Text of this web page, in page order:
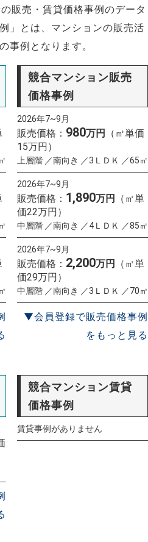
販売・賃貸価格事例のデータ
」とは、マンションの販売活
事例となります。
競合マンション販売
価格事例
2026年7~9月
販売価格： 980万円
（㎡単価
15万円）
上層階 ／南向き ／3ＬＤＫ ／65㎡
2026年7~9月
販売価格： 1,890万円
（㎡単
価22万円）
中層階 ／南向き ／4ＬＤＫ ／85㎡
2026年7~9月
販売価格： 2,200万円
（㎡単
価29万円）
中層階 ／南向き ／3ＬＤＫ ／70㎡
▼会員登録で販売価格事例
をもっと見る
競合マンション賃貸
価格事例
賃貸事例がありません